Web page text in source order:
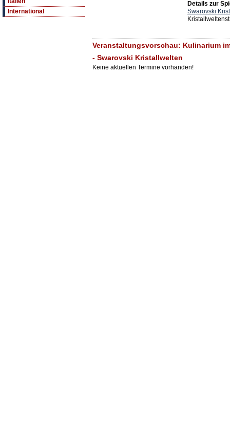
International
Details zur
Swarovski
Veranstaltungsvorschau: Kulinarium
- Swarovski Kristallwelten
Keine aktuellen Termine vorhanden!